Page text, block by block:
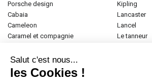
porsche design
cabaia
cameleon
caramel et compagnie
donna celi
eastpak
elite
kipling
lancaster
lancel
le tanneur
Salut c'est nous...
les Cookies !